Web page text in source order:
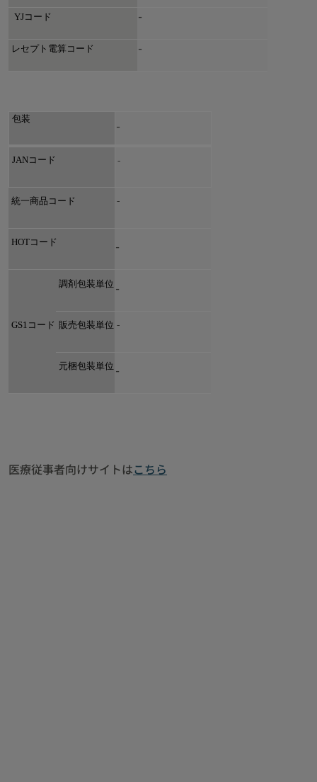
YJコード -
レセプト電算コード -
包装
-
JANコード -
統一商品コード -
HOTコード -
GS1 コード
調剤包装単位 -
販売包装単位 -
元梱包装単位 -
医療従事者向けサイトはこちら